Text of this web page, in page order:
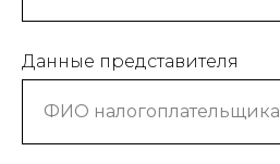
Данные представителя
ФИО налогоплательщика